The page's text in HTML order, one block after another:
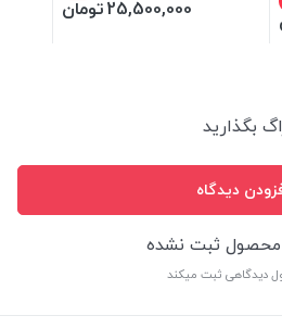
25,500,000تومان
بگذارید
دیدگاه
محصول ثبت نشده
دیدگاهی ثبت میکند